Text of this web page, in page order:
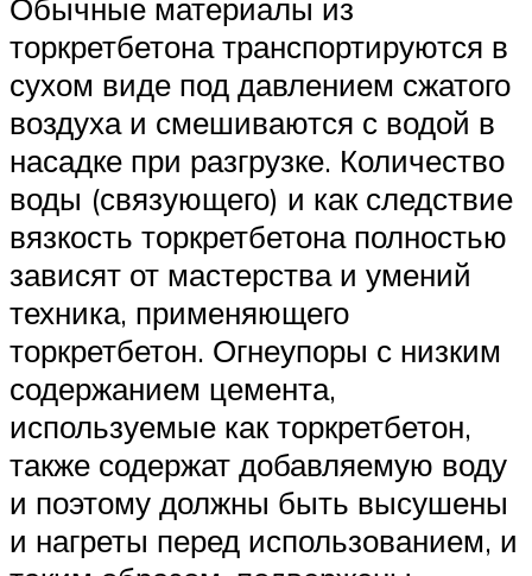
Обычные материалы из
торкретбетона транспортируются в
сухом виде под давлением сжатого
воздуха и смешиваются с водой в
насадке при разгрузке. Количество
воды (связующего) и как следствие
вязкость торкретбетона полностью
зависят от мастерства и умений
техника, применяющего
торкретбетон. Огнеупоры с низким
содержанием цемента,
используемые как торкретбетон,
также содержат добавляемую воду
и поэтому должны быть высушены
и нагреты перед использованием, и